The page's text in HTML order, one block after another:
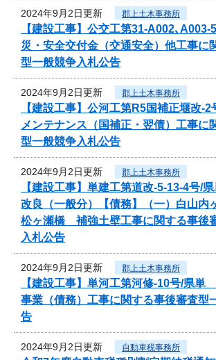
2024年9月2日更新 郡上土木事務所
【建設工事】公交工第31-A002､
災・安全交付金（交通安全）他工事に
型一般競争入札公告
2024年9月2日更新 郡上土木事務所
【建設工事】公河工第R5国補正堰改-
メンテナンス（国補正・翌債）工事に
型一般競争入札公告
2024年9月2日更新 郡上土木事務所
【建設工事】単建工第道改-5-13-4号/
改良（一般分）【債務】（一）白山内
松ヶ瀬橋 補強土壁工事に関する事後
入札公告
2024年9月2日更新 郡上土木事務所
【建設工事】単河工第河修-10号/県
事業（債務）工事に関する事後審査型
告
2024年9月2日更新 自動車税事務所